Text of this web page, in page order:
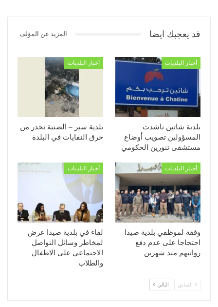
قد يعجبك ايضا المزيد عن المؤلف
أخبار البلديات
بلدية شاتين ناشدت
المسؤولين تصويب أوضاع
مستشفى تنورين الحكومي
أخبار البلديات
بلدية سير – الضنية تحذر من
حرق النفايات في البلدة
أخبار البلديات
وقفة لموظفي بلدية صيدا
احتجاجا على عدم دفع
رواتبهم منذ شهرين
أخبار البلديات
لقاء في بلدية صيدا عرض
لمخاطر وسائل التواصل
الاجتماعي على الاطفال
والطلاب
السابق التالي